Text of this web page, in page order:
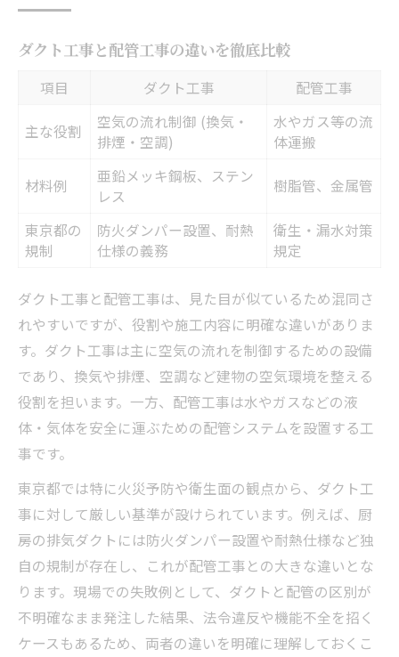
ダクト工事と配管工事の違いを徹底比較
項目 ダクト工事 配管工事
主な役割
空気の流れ制御 (換気・
排煙・空調)
水やガス等の流
体運搬
材料例
亜鉛メッキ鋼板、ステン
レス
樹脂管、金属管
東京都の
規制
防火ダンパー設置、耐熱
仕様の義務
衛生・漏水対策
規定
ダクト工事と配管工事は、見た目が似ているため混同さ
れやすいですが、役割や施工内容に明確な違いがありま
す。ダクト工事は主に空気の流れを制御するための設備
であり、換気や排煙、空調など建物の空気環境を整える
役割を担います。一方、配管工事は水やガスなどの液
体・気体を安全に運ぶための配管システムを設置する工
事です。
東京都では特に火災予防や衛生面の観点から、ダクト工
事に対して厳しい基準が設けられています。例えば、厨
房の排気ダクトには防火ダンパー設置や耐熱仕様など独
自の規制が存在し、これが配管工事との大きな違いとな
ります。現場での失敗例として、ダクトと配管の区別が
不明確なまま発注した結果、法令違反や機能不全を招く
ケースもあるため、両者の違いを明確に理解しておくこ